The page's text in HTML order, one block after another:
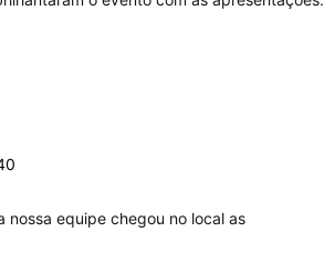
nossa equipe chegou no local as